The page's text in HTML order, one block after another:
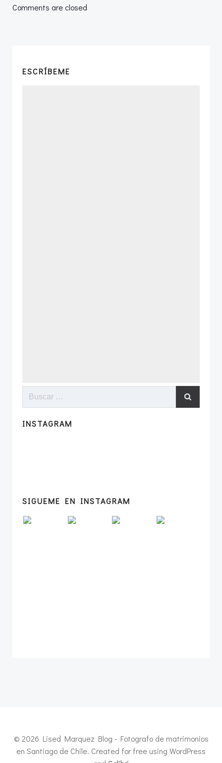
por
entradas
Comments are closed
ESCRÍBEME
Buscar:
INSTAGRAM
SIGUEME EN INSTAGRAM
© 2026 Lised Marquez Blog - Fotografo de matrimonios
en Santiago de Chile. Created for free using WordPress